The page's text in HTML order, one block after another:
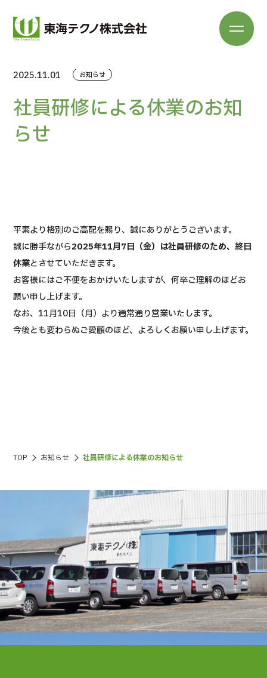
2025.11.01 お知らせ
社員研修による休業のお知
らせ
平素より格別のご高配を賜り、誠にありがとうございます。
誠に勝手ながら2025年11月7日（金）は社員研修のため、終日
休業とさせていただきます。
お客様にはご不便をおかけいたしますが、何卒ご理解のほどお
願い申し上げます。
なお、11月10日（月）より通常通り営業いたします。
今後とも変わらぬご愛顧のほど、よろしくお願い申し上げます。
TOP お知らせ 社員研修による休業のお知らせ